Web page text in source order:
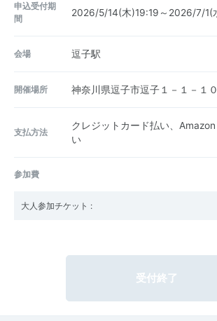
申込受付期
間
2026/5/14(木)19:19～2026/7/1(
会場 逗子駅
開催場所 神奈川県逗子市逗子１－１－１０
支払方法
クレジットカード払い、
い
参加費
大人参加チケット :
受付終了